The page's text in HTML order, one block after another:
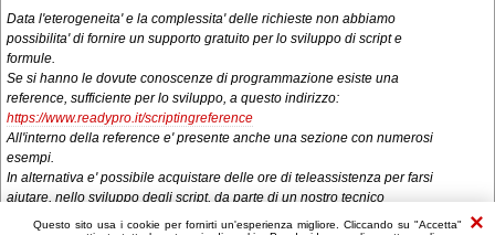
Questo sito usa i cookie per fornirti un'esperienza migliore. Cliccando su "Accetta"
Data l'eterogeneita' e la complessita' delle richieste non abbiamo
possibilita' di fornire un supporto gratuito per lo sviluppo di script e
formule.
Se si hanno le dovute conoscenze di programmazione esiste una
reference, sufficiente per lo sviluppo, a questo indirizzo:
https://www.readypro.it/scriptingreference
All'interno della reference e' presente anche una sezione con numerosi
esempi.
In alternativa e' possibile acquistare delle ore di teleassistenza per farsi
aiutare, nello sviluppo degli script, da parte di un nostro tecnico